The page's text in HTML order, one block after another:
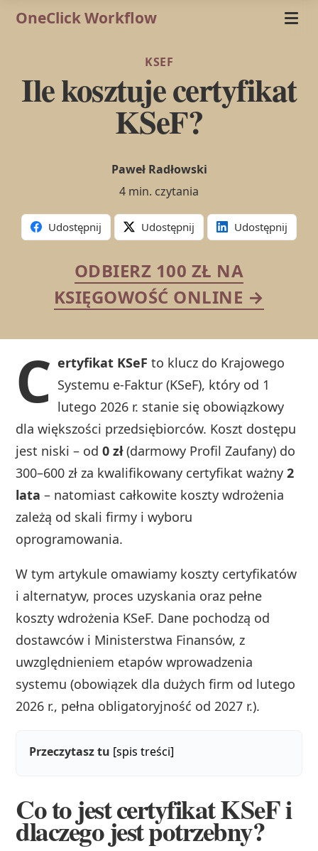
OneClick Workflow
KSEF
Ile kosztuje certyfikat
KSeF?
Paweł Radłowski
4 min. czytania
Udostępnij Udostępnij Udostępnij
ODBIERZ 100 ZŁ NA
KSIĘGOWOŚĆ ONLINE →
C ertyfikat KSeF to klucz do Krajowego
Systemu e-Faktur (KSeF), który od 1
lutego 2026 r. stanie się obowiązkowy
dla większości przedsiębiorców. Koszt dostępu
jest niski – od0 zł(darmowy Profil Zaufany) do
300–600 zł za kwalifikowany certyfikat ważny2
lata – natomiast całkowite koszty wdrożenia
zależą od skali firmy i wyboru
oprogramowania.
W tym artykule omawiamy koszty certyfikatów
i alternatyw, proces uzyskania oraz pełne
koszty wdrożenia KSeF. Dane pochodzą od
dostawców i Ministerstwa Finansów, z
uwzględnieniem etapów wprowadzenia
systemu (obowiązek dla dużych firm od lutego
2026 r., pełna obligatoryjność od 2027 r.).
Przeczytasz tu [spis treści]
Co to jest certyfikat KSeF i
dlaczego jest potrzebny?